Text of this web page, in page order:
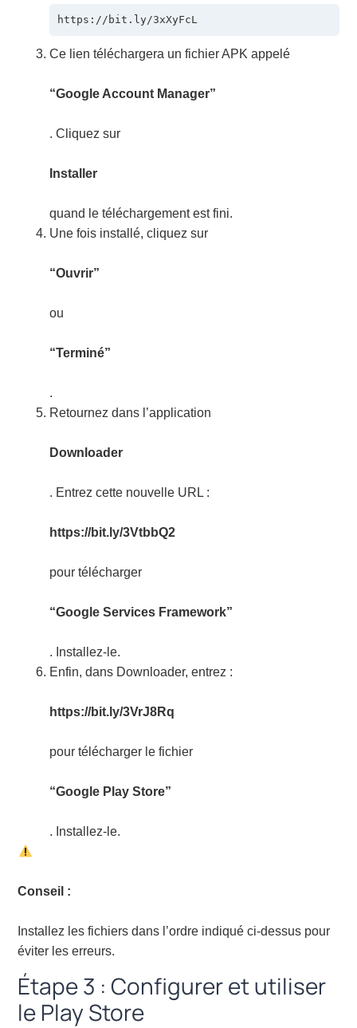
https://bit.ly/3xXyFcL
Ce lien téléchargera un fichier APK appelé
“Google Account Manager”
. Cliquez sur
Installer
quand le téléchargement est fini.
Une fois installé, cliquez sur
“Ouvrir”
ou
“Terminé”
.
Retournez dans l’application
Downloader
. Entrez cette nouvelle URL :
https://bit.ly/3VtbbQ2
pour télécharger
“Google Services Framework”
. Installez-le.
Enfin, dans Downloader, entrez :
https://bit.ly/3VrJ8Rq
pour télécharger le fichier
“Google Play Store”
. Installez-le.
Conseil :
Installez les fichiers dans l’ordre indiqué ci-dessus pour
éviter les erreurs.
Étape 3 : Configurer et utiliser
le Play Store